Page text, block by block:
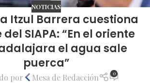
NOTICIAS
Itzul Barrera cuestiona
SIAPA: “En el oriente
el agua sale
puerca”
por Mesa de Redacción 0